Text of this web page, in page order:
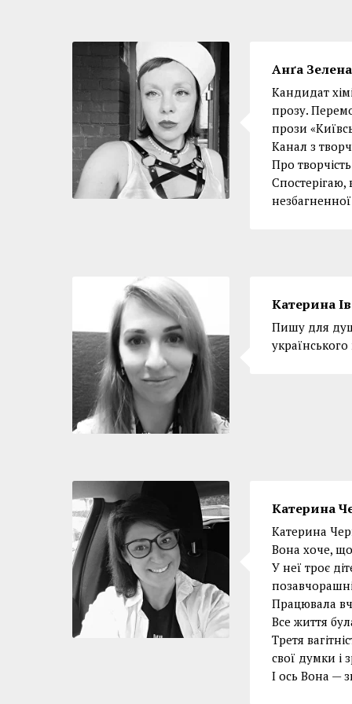
Анґа Зелена
Кандидат
прозу.
прози
Канал з
Про
Катерина
Пишу для
Катерина
Катерина
Вона хоче,
У неї троє
Працювала
Все життя
Третя
свої думки і
І ось Вона —